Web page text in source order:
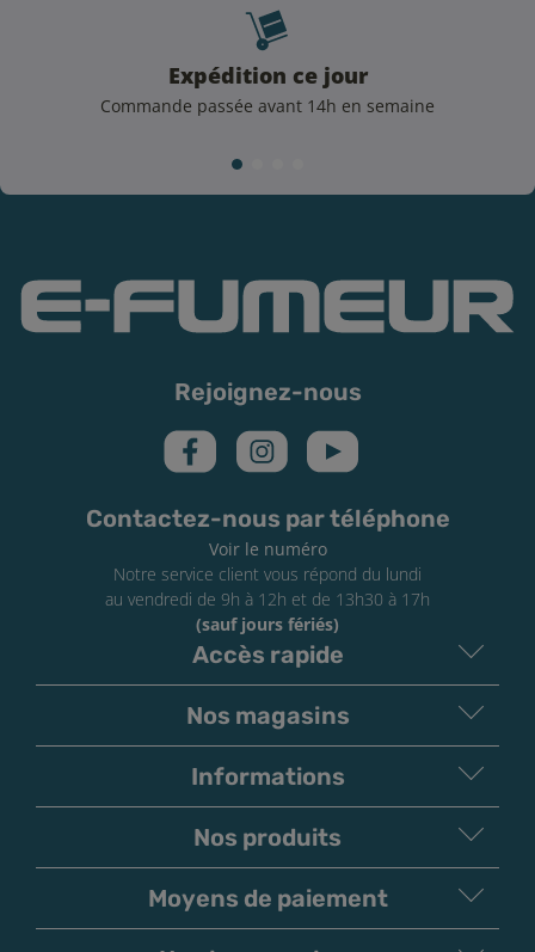
flacon de 50 mL accompagné d’un booster de
nicotine (soit 60 mL en 3 mg/mL).
Pour un e-liquide Fruits Rouges dosé à 6 mg/mL : un
flacon de 50 mL associé à deux boosters de nicotine
Composition du Pack Armour Ultra Fruits Rouges
taux de nicotine (offert)
1 Box électronique Armour Ultra de 5500 mAh
1 Clearomiseur iTank T Dual Mesh de 6 mL
1 Résistance GTi Dual Mesh en 0,4 ohm
2 Joints toriques
1 Tube Pyrex droit de 3 mL
1 Protection pour réservoir
1 Manuel d’utilisation
Il est indispensable d'imbiber parfaitement le coton
des résistances avant la première utilisation
Comment amorcer sa résistance ?
Expédition ce jour
Commande passée avant 14h en semaine
Rejoignez-nous
Contactez-nous par téléphone
Voir le numéro
Notre service client vous répond du lundi
au vendredi de 9h à 12h et de 13h30 à 17h
(sauf jours fériés)
Accès rapide
Nos magasins
Informations
Nos produits
Moyens de paiement